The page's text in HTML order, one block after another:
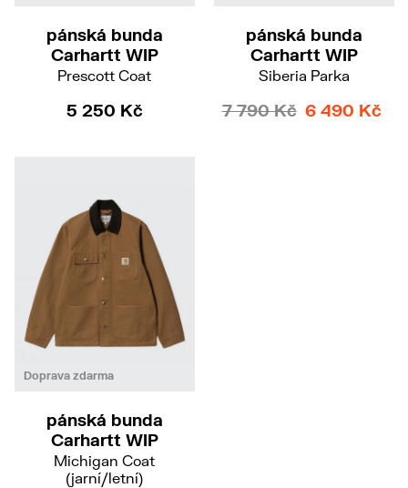
pánská bunda
Carhartt WIP
Prescott Coat
5 250 Kč
pánská bunda
Carhartt WIP
Siberia Parka
7 790 Kč 6 490 Kč
Doprava zdarma
pánská bunda
Carhartt WIP
Michigan Coat
(jarní/letní)